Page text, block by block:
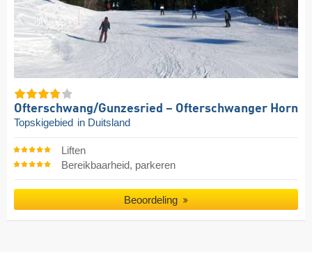
Ofterschwang/​Gunzesried – Ofterschwanger Horn
Topskigebied in Duitsland
Liften
Bereikbaarheid, parkeren
Beoordeling